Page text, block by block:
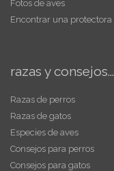
Fotos de aves
Encontrar una protectora
razas y consejos...
Razas de perros
Razas de gatos
Especies de aves
Consejos para perros
Consejos para gatos